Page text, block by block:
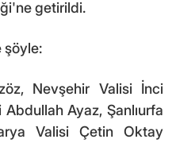
getirildi.
şöyle:
Nevşehir Valisi İnci
Abdullah Ayaz, Şanlıurfa
Valisi Çetin Oktay